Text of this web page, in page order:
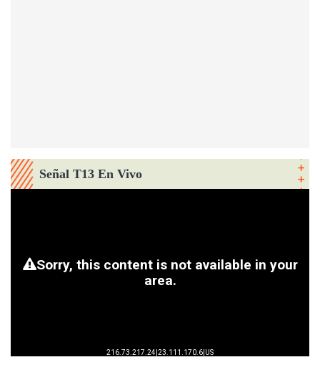
Señal T13 En Vivo